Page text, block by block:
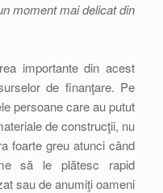
moment mai delicat din
importante din acest
de finanţare. Pe
persoane care au putut
de construcţii, nu
foarte greu atunci când
să le plătesc rapid
sau de anumiţi oameni